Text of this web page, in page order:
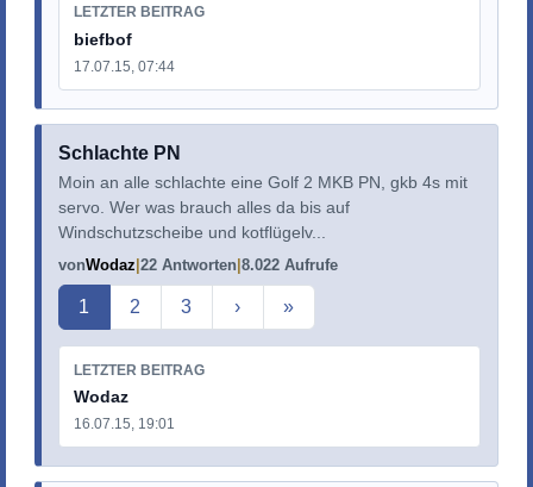
LETZTER BEITRAG
biefbof
17.07.15, 07:44
Schlachte PN
Moin an alle schlachte eine Golf 2 MKB PN, gkb 4s mit
servo. Wer was brauch alles da bis auf
Windschutzscheibe und kotflügelv...
vonWodaz 22 Antworten 8.022 Aufrufe
Aktuelle Seite
1 2 3 › »
LETZTER BEITRAG
Wodaz
16.07.15, 19:01